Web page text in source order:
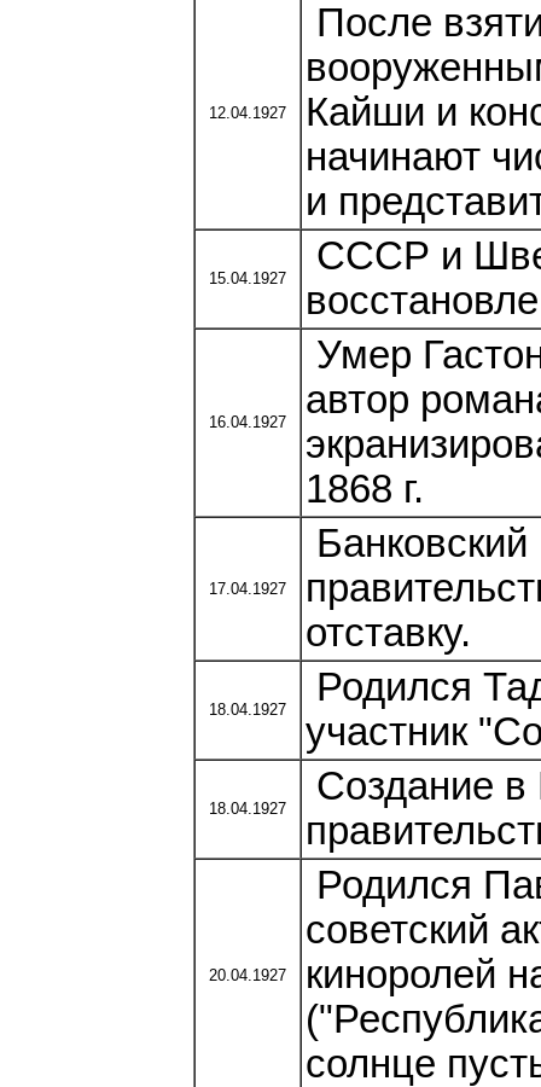
12.04.1927
После
Кайши и
начинают
и
15.04.1927
СССР и
16.04.1927
Умер
автор
1868 г.
17.04.1927
отставку.
18.04.1927
Родился
участник
18.04.1927
Создание в
20.04.1927
Родился
советский
киноролей
солнце